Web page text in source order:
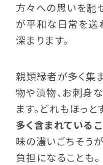
方々への思いを馳
が平和な日常を送
深まります。
親類縁者が多く集
物や漬物、お刺身
ます。どれもほっと
多く含まれている
味の濃いごちそう
負担になることも